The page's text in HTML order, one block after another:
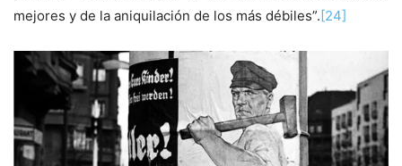
mejores y de la aniquilación de los más débiles”. [24]